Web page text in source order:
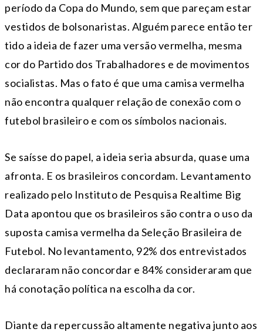
período da Copa do Mundo, sem que pareçam estar
vestidos de bolsonaristas. Alguém parece então ter
tido a ideia de fazer uma versão vermelha, mesma
cor do Partido dos Trabalhadores e de movimentos
socialistas. Mas o fato é que uma camisa vermelha
não encontra qualquer relação de conexão com o
futebol brasileiro e com os símbolos nacionais.
Se saísse do papel, a ideia seria absurda, quase uma
afronta. E os brasileiros concordam. Levantamento
realizado pelo Instituto de Pesquisa Realtime Big
Data apontou que os brasileiros são contra o uso da
suposta camisa vermelha da Seleção Brasileira de
Futebol. No levantamento, 92% dos entrevistados
declararam não concordar e 84% consideraram que
há conotação política na escolha da cor.
Diante da repercussão altamente negativa junto aos